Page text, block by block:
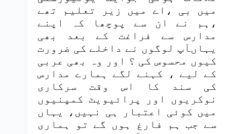
میں بی ،اے میں زیر تعلیم تھے
،ہم نے ان سے پوچھا کہ اپنے
مدارس سے فراغت کے بعد بھی
یہاںآپ لوگوں نے داخلے کی ضرورت
کیوں محسوس کی ؟ اور وہ بھی عربی
کے لیے ، کہنے لگے ہمارے مدارس
کی سند کا اس وقت سرکاری
نوکریوں اور پرائیویٹ کمپنیوں
میں کوئی اعتبار ہی نہیں، یہاں
سے جب ہم فارغ ہوں گے تو ہماری